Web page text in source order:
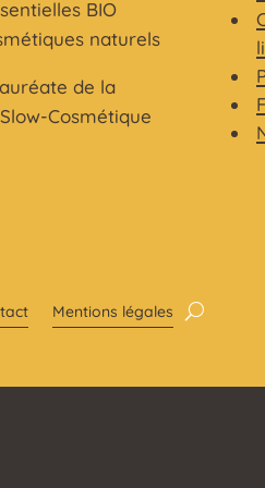
BIO
naturels
de la
Cosmétique
Mentions légales